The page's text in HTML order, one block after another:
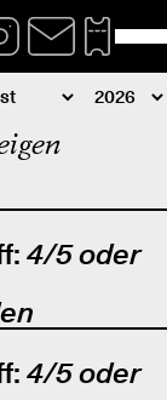
4/5 oder
4/5 oder